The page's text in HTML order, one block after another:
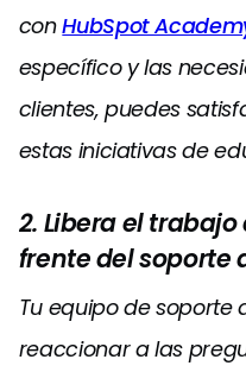
conHubSpot
específico y las
clientes, puedes
estas iniciativas de
2. Libera el
frente del soporte
Tu equipo de soporte
reaccionar a las